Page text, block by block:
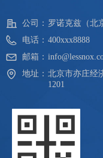
公司： 罗诺克兹（北
电话： 400xxx8888
邮箱：
地址： 北京市亦庄经
1201